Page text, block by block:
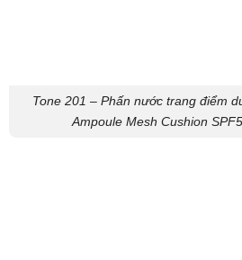
Tone 201 – Phấn nước trang điểm
Ampoule Mesh Cushion